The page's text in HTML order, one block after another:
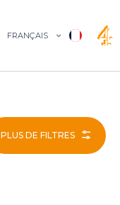
FRANÇAIS
PLUS DE FILTRES